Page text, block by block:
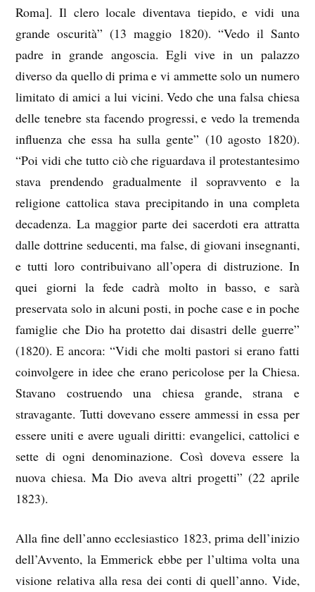
Roma]. Il clero locale diventava tiepido, e vidi una
grande oscurità” (13 maggio 1820). “Vedo il Santo
padre in grande angoscia. Egli vive in un palazzo
diverso da quello di prima e vi ammette solo un numero
limitato di amici a lui vicini. Vedo che una falsa chiesa
delle tenebre sta facendo progressi, e vedo la tremenda
influenza che essa ha sulla gente” (10 agosto 1820).
“Poi vidi che tutto ciò che riguardava il protestantesimo
stava prendendo gradualmente il sopravvento e la
religione cattolica stava precipitando in una completa
decadenza. La maggior parte dei sacerdoti era attratta
dalle dottrine seducenti, ma false, di giovani insegnanti,
e tutti loro contribuivano all’opera di distruzione. In
quei giorni la fede cadrà molto in basso, e sarà
preservata solo in alcuni posti, in poche case e in poche
famiglie che Dio ha protetto dai disastri delle guerre”
(1820). E ancora: “Vidi che molti pastori si erano fatti
coinvolgere in idee che erano pericolose per la Chiesa.
Stavano costruendo una chiesa grande, strana e
stravagante. Tutti dovevano essere ammessi in essa per
essere uniti e avere uguali diritti: evangelici, cattolici e
sette di ogni denominazione. Così doveva essere la
nuova chiesa. Ma Dio aveva altri progetti” (22 aprile
1823).
Alla fine dell’anno ecclesiastico 1823, prima dell’inizio
dell’Avvento, la Emmerick ebbe per l’ultima volta una
visione relativa alla resa dei conti di quell’anno. Vide,